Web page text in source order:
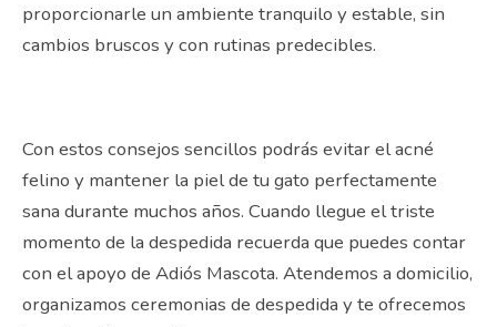
proporcionarle un ambiente tranquilo y estable, sin
cambios bruscos y con rutinas predecibles.
Con estos consejos sencillos podrás evitar el acné
felino y mantener la piel de tu gato perfectamente
sana durante muchos años. Cuando llegue el triste
momento de la despedida recuerda que puedes contar
con el apoyo de Adiós Mascota. Atendemos a domicilio,
organizamos ceremonias de despedida y te ofrecemos